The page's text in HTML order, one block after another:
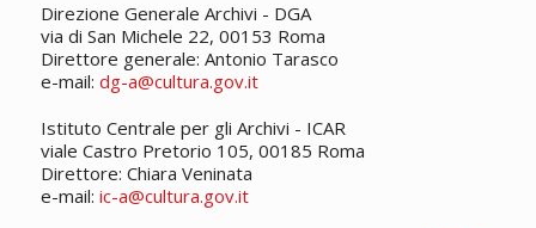
Direzione Generale Archivi - DGA
via di San Michele 22, 00153 Roma
Direttore generale: Antonio Tarasco
e-mail: dg-a@cultura.gov.it
Istituto Centrale per gli Archivi - ICAR
viale Castro Pretorio 105, 00185 Roma
Direttore: Chiara Veninata
e-mail: ic-a@cultura.gov.it